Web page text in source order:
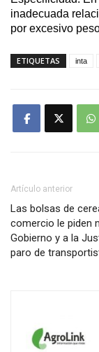
inadecuada
por excesivo
ETIQUETAS inta
Artículo anterior
Las bolsas de
comercio le piden
Gobierno y a la
paro de